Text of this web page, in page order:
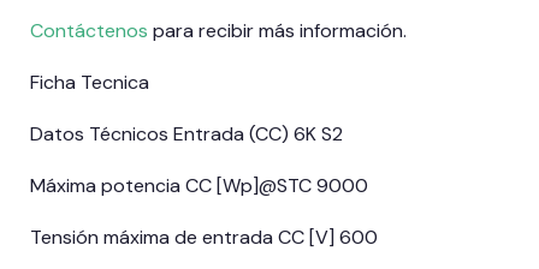
Contáctenos para recibir más información.
Ficha Tecnica
Datos Técnicos Entrada (CC) 6K S2
Máxima potencia CC [Wp]@STC 9000
Tensión máxima de entrada CC [V] 600